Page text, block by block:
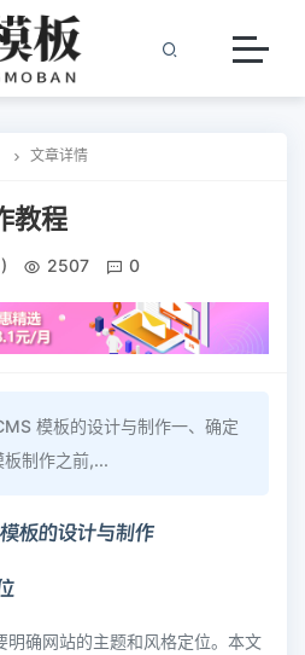
文章详情
教程
2507 0
模板的设计与制作一、确定
制作之前,...
板的设计与制作
明确网站的主题和风格定位。本文